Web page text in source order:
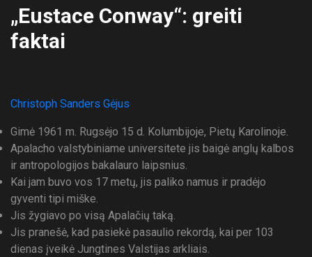
„Eustace Conway“: greiti
faktai
Christoph Sanders Gėjus
Gimė 1961 m. Rugsėjo 15 d. Kolumbijoje, Pietų Karolinoje.
Apalacho valstybiniame universitete jis baigė anglų kalbos
ir antropologijos bakalauro laipsnius.
Kai jam buvo vos 17 metų, jis paliko namus ir pradėjo
gyventi tipi miške.
Jis žygiavo po visą Apalačių taką.
Jis pranešė, kad pasiekė pasaulio rekordą, kai per 103
dienas įveikė Jungtines Valstijas arkliais.